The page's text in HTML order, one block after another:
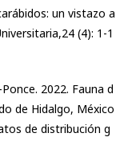
un vistazo a
(4): 1-1
2022. Fauna d
de Hidalgo, México
de distribución g